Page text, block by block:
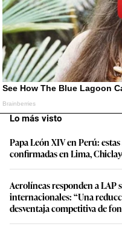
Lo más visto
Papa León XIV en Perú:
confirmadas en Lima,
Aerolíneas responden a LAP
internacionales: “Una
desventaja competitiva de